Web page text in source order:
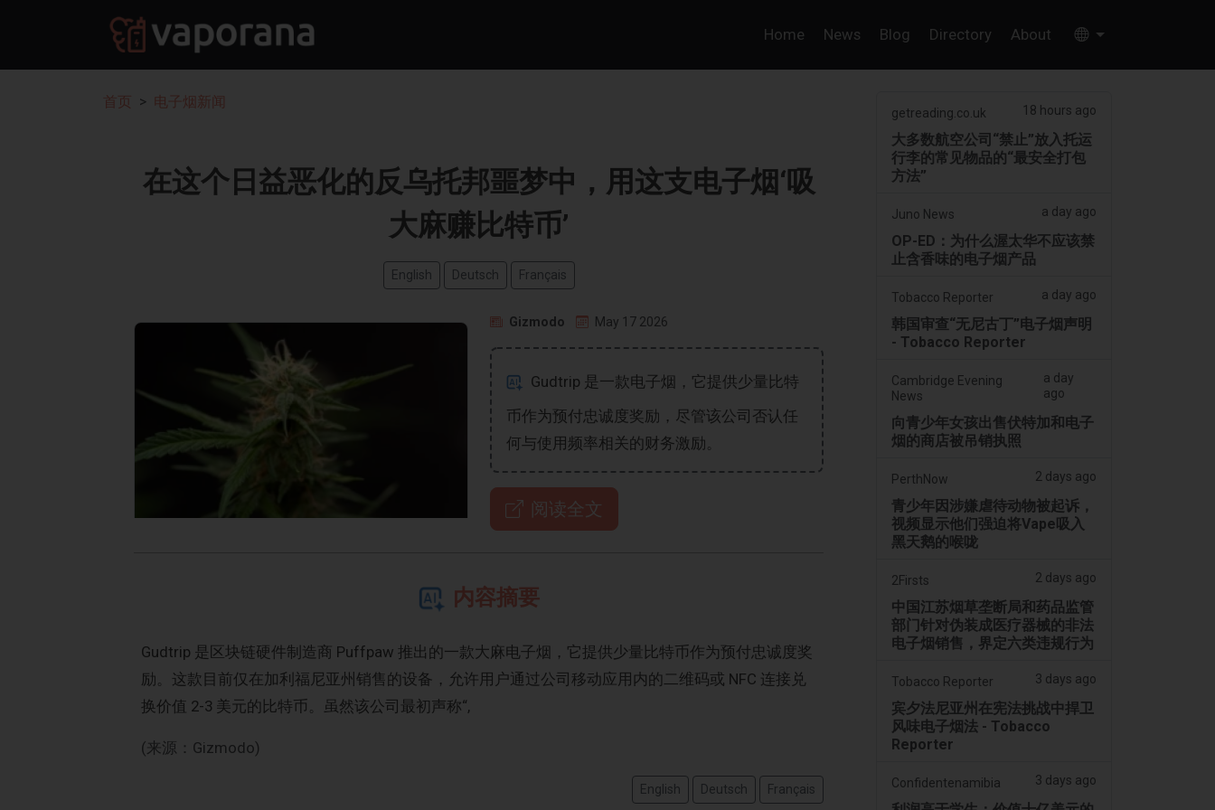
Home News Blog Directory About
首页 电子烟新闻
在这个日益恶化的反乌托邦噩梦中，用这支电子烟‘吸
大麻赚比特币’
English Deutsch Français
Gizmodo May 17 2026
Gudtrip 是一款电子烟，它提供少量比特
币作为预付忠诚度奖励，尽管该公司否认任
何与使用频率相关的财务激励。
阅读全文
内容摘要
Gudtrip 是区块链硬件制造商 Puffpaw 推出的一款大麻电子烟，它提供少量比特币作为预付忠诚度奖
励。这款目前仅在加利福尼亚州销售的设备，允许用户通过公司移动应用内的二维码或 NFC 连接兑
换价值 2-3 美元的比特币。虽然该公司最初声称“,
(来源：Gizmodo)
English Deutsch Français
getreading.co.uk 18 hours ago
大多数航空公司“禁止”放入托运
行李的常见物品的“最安全打包
方法”
Juno News a day ago
OP-ED：为什么渥太华不应该禁
止含香味的电子烟产品
Tobacco Reporter a day ago
韩国审查“无尼古丁”电子烟声明
- Tobacco Reporter
Cambridge Evening
News
a day
ago
向青少年女孩出售伏特加和电子
烟的商店被吊销执照
PerthNow 2 days ago
青少年因涉嫌虐待动物被起诉，
视频显示他们强迫将Vape吸入
黑天鹅的喉咙
2Firsts 2 days ago
中国江苏烟草垄断局和药品监管
部门针对伪装成医疗器械的非法
电子烟销售，界定六类违规行为
Tobacco Reporter 3 days ago
宾夕法尼亚州在宪法挑战中捍卫
风味电子烟法 - Tobacco
Reporter
Confidentenamibia 3 days ago